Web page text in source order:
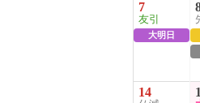
7
友引
大明日
14